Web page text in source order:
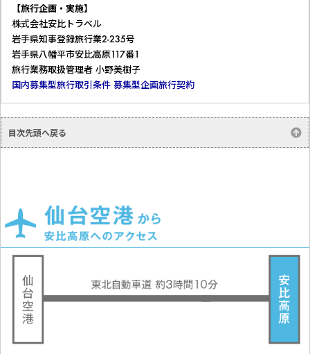
【旅行企画・実施】
株式会社安比トラベル
岩手県知事登録旅行業2-235号
岩手県八幡平市安比高原117番1
旅行業務取扱管理者 小野美樹子
国内募集型旅行取引条件 募集型企画旅行契約
目次先頭へ戻る